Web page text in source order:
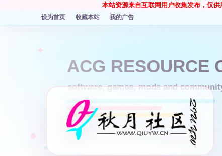
本站资源来自互联网用户收集发布，仅
设为首页 收藏本站 我的广告